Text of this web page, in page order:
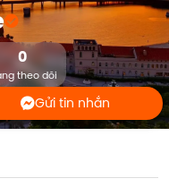
0
theo dõi
Gửi tin nhắn